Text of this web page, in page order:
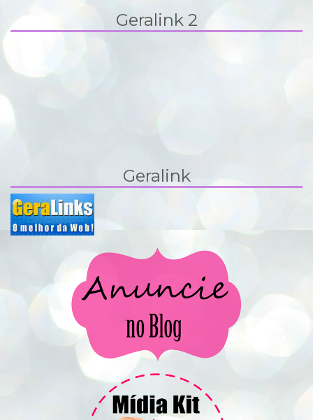
Geralink 2
Geralink